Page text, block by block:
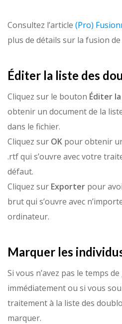
Consultez l’article (Pro)
plus de détails sur la fusion
Éditer la liste des
Cliquez sur le bouton Éditer
obtenir un document de la
dans le fichier.
Cliquez sur OK pour obtenir
.rtf qui s’ouvre avec votre
défaut.
Cliquez sur Exporter pour
brut qui s’ouvre avec
ordinateur.
Marquer les
Si vous n’avez pas le temps
immédiatement ou si vous
traitement à la liste des
marquer.